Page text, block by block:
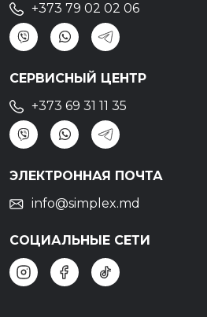
+373 79 02 02 06
СЕРВИСНЫЙ ЦЕНТР
+373 69 31 11 35
ЭЛЕКТРОННАЯ ПОЧТА
info@simplex.md
СОЦИАЛЬНЫЕ СЕТИ